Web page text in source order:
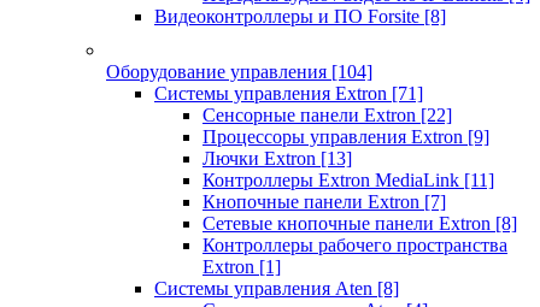
Видеоконтроллеры и ПО Forsite [8]
Оборудование управления [104]
Системы управления Extron [71]
Сенсорные панели Extron [22]
Процессоры управления Extron [9]
Лючки Extron [13]
Контроллеры Extron MediaLink [11]
Кнопочные панели Extron [7]
Сетевые кнопочные панели Extron [8]
Контроллеры рабочего пространства
Extron [1]
Системы управления Aten [8]